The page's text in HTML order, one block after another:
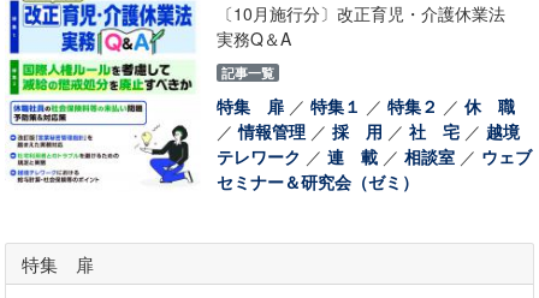
〔10月施行分〕改正育児・介護休業法
実務Q＆A
記事一覧
特集 扉 ／特集１ ／特集２ ／休 職
／情報管理 ／採 用 ／社 宅 ／ 越境
テレワーク ／連 載 ／相談室 ／ ウェブ
セミナー＆研究会（ゼミ）
特集 扉